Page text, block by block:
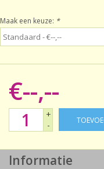
Laatste kans!
Maak een keuze: *
€--,--
+
-
Informatie